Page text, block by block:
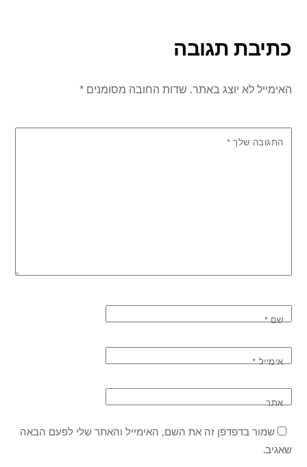
כתיבת תגובה
האימייל לא יוצג באתר. שדות החובה מסומנים*
התגובה שלך *
שם*
אימייל*
אתר
שמור בדפדפן זה את השם, האימייל והאתר שלי לפעם הבאה
שאגיב.